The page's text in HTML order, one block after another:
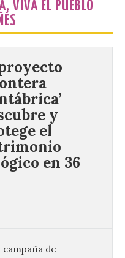
VIVA EL PUEBLO
y
el
en 36
de